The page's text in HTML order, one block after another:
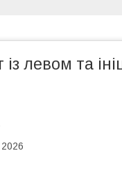
левом та